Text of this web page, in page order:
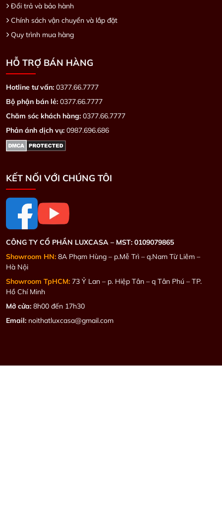
Đổi trả và bảo hành
Chính sách vận chuyển và lắp đặt
Quy trình mua hàng
HỖ TRỢ BÁN HÀNG
Hotline tư vấn: 0377.66.7777
Bộ phận bán lẻ: 0377.66.7777
Chăm sóc khách hàng: 0377.66.7777
Phản ánh dịch vụ: 0987.696.686
KẾT NỐI VỚI CHÚNG TÔI
CÔNG TY CỔ PHẦN LUXCASA – MST: 0109079865
Showroom HN: 8A Phạm Hùng – p.Mễ Trì – q.Nam Từ Liêm –
Hà Nội
Showroom TpHCM: 73 Ỷ Lan – p. Hiệp Tân – q Tân Phú – TP.
Hồ Chí Minh
Mở cửa: 8h00 đến 17h30
Email: noithatluxcasa@gmail.com